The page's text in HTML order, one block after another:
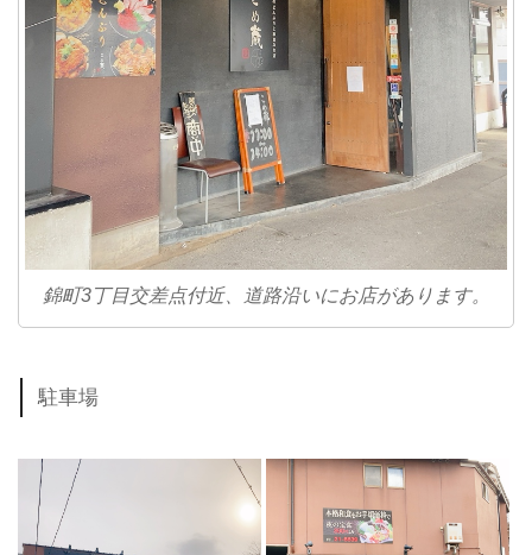
錦町3丁目交差点付近、道路沿いにお店があります。
駐車場